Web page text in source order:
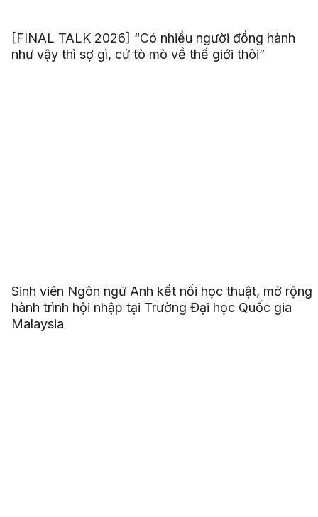
[FINAL TALK 2026] “Có nhiều người đồng hành
như vậy thì sợ gì, cứ tò mò về thế giới thôi”
Sinh viên Ngôn ngữ Anh kết nối học thuật, mở rộng
hành trình hội nhập tại Trường Đại học Quốc gia
Malaysia